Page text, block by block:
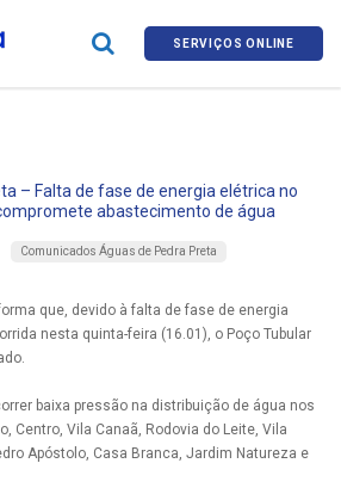
SERVIÇOS ONLINE
– Falta de fase de energia elétrica no
abastecimento de água
Comunicados Águas de Pedra Preta
que, devido à falta de fase de energia
nesta quinta-feira (16.01), o Poço Tubular
baixa pressão na distribuição de água nos
Centro, Vila Canaã, Rodovia do Leite, Vila
Apóstolo, Casa Branca, Jardim Natureza e